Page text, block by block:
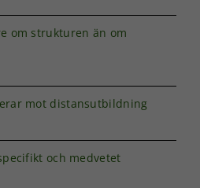
om strukturen än om
mot distansutbildning
och medvetet